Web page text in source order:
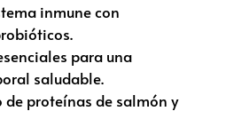
inmune con
para una
saludable.
proteínas de salmón y